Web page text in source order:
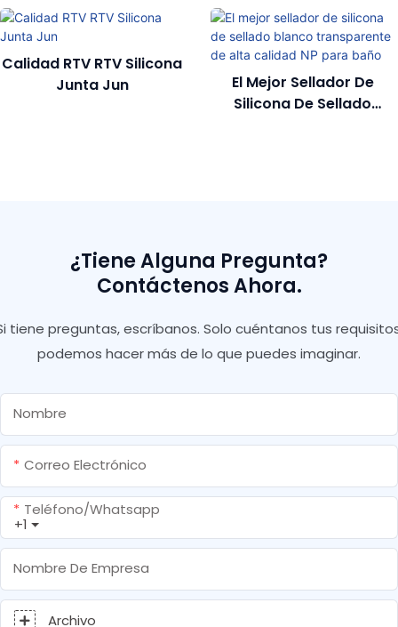
Calidad RTV RTV Silicona
Junta Jun
El Mejor Sellador De
Silicona De Sellado
¿Tiene Alguna Pregunta?
Contáctenos Ahora.
tiene preguntas, escríbanos. Solo cuéntanos tus
podemos hacer más de lo que puedes imaginar.
Nombre
Correo Electrónico
+1
Teléfono/whatsapp
Nombre De Empresa
Archivo